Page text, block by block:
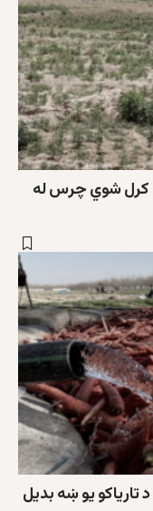
جریبه ځمکه کرل شوي چرس له
تارياکو یو ښه بدیل